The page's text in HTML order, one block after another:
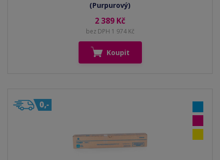
(Purpurový)
2 389 Kč
bez DPH 1 974 Kč
Koupit